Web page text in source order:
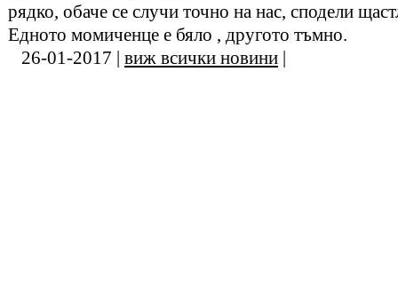
рядко, обаче се случи точно на нас, сподели
Едното момиченце е бяло , другото тъмно.
26-01-2017 | виж всички новини |